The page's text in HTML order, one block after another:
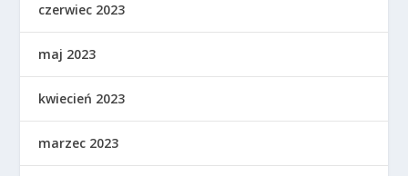
czerwiec 2023
maj 2023
kwiecień 2023
marzec 2023